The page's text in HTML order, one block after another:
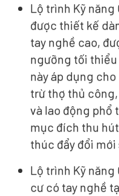
Lộ trình Kỹ năng
được thiết kế
tay nghề cao,
ngưỡng tối thiểu
này áp dụng
trừ thợ thủ
và lao động phổ
mục đích thu
thúc đẩy đổi
Lộ trình Kỹ
cư có tay nghề